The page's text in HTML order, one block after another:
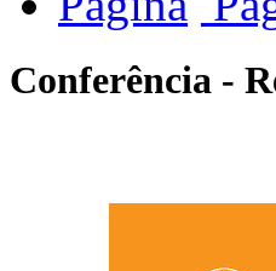
Conferência -